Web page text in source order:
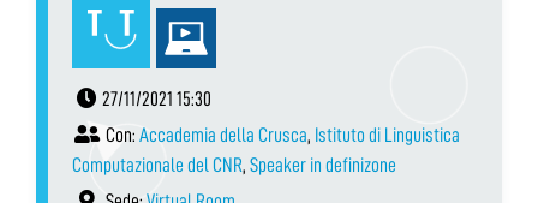
27/11/2021 15:30
Con: Accademia della Crusca, Istituto di Linguistica
Computazionale del CNR, Speaker in definizone